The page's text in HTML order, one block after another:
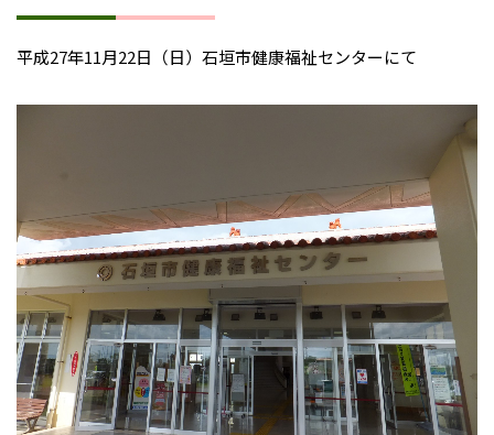
平成27年11月22日（日）石垣市健康福祉センターにて